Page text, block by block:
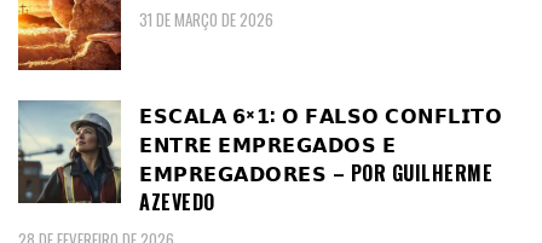
31 DE MARÇO DE 2026
𝗘𝗦𝗖𝗔𝗟𝗔 𝟲×𝟭: 𝗢 𝗙𝗔𝗟𝗦𝗢 𝗖𝗢𝗡𝗙𝗟𝗜𝗧𝗢
𝗘𝗡𝗧𝗥𝗘 𝗘𝗠𝗣𝗥𝗘𝗚𝗔𝗗𝗢𝗦 𝗘
𝗘𝗠𝗣𝗥𝗘𝗚𝗔𝗗𝗢𝗥𝗘𝗦 – POR GUILHERME
AZEVEDO